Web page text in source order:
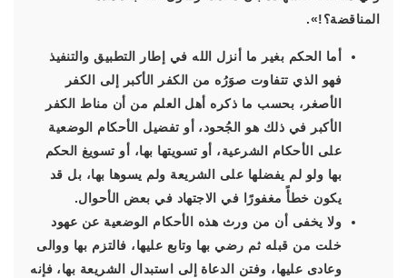
المناقضة؟!».
أما الحكم بغير ما أنزل الله في إطار التطبيق والتنفيذ
فهو الذي تتفاوت صوَرُه من الكفر الأكبر إلى الكفر
الأصغر، بحسب ما ذكره أهل العلم من أن مناط الكفر
الأكبر في ذلك هو الجُحود، أو تفضيل الأحكام الوضعية
على الأحكام الشرعية، أو تسويتها بها، أو تسويغ الحكم
بها ولو لم يفضلها على الشريعة ولم يسوها بها، بل قد
يكون خطأً مغفورًا في الاجتهاد في بعض الأحوال.
ولا يخفى أن من ورث هذه الأحكام الوضعية عن عهود
خلت من قبله ثم رضي بها وتابع عليها، فالتزم بها ووالى
وعادى عليها، وفتن الدعاة إلى استبدال الشريعة بها، فإنه